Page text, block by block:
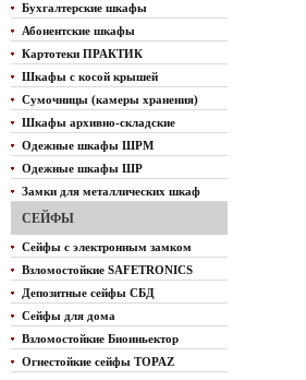
Бухгалтерские шкафы
Абонентские шкафы
Картотеки ПРАКТИК
Шкафы с косой крышей
Сумочницы (камеры хранения)
Шкафы архивно-складские
Одежные шкафы ШРМ
Одежные шкафы ШР
Замки для металлических шкаф
СЕЙФЫ
Сейфы с электронным замком
Взломостойкие SAFETRONICS
Депозитные сейфы СБД
Сейфы для дома
Взломостойкие Биоиньектор
Огнестойкие сейфы TOPAZ